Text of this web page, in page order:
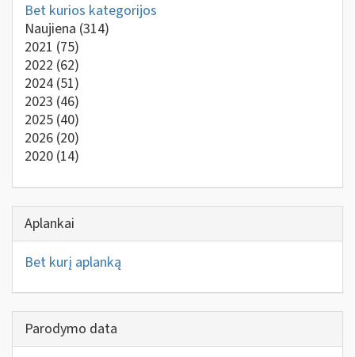
Bet kurios kategorijos
Naujiena (314)
2021 (75)
2022 (62)
2024 (51)
2023 (46)
2025 (40)
2026 (20)
2020 (14)
Aplankai
Bet kurį aplanką
Parodymo data